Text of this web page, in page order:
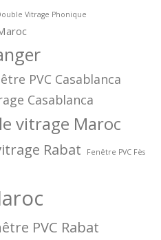
Vitrage Phonique
PVC Casablanca
Casablanca
vitrage Maroc
Rabat Fenêtre PVC Fès
PVC Rabat